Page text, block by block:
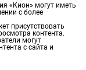
«Кион» могут иметь
с более
присутствовать
контента.
могут
с сайта и